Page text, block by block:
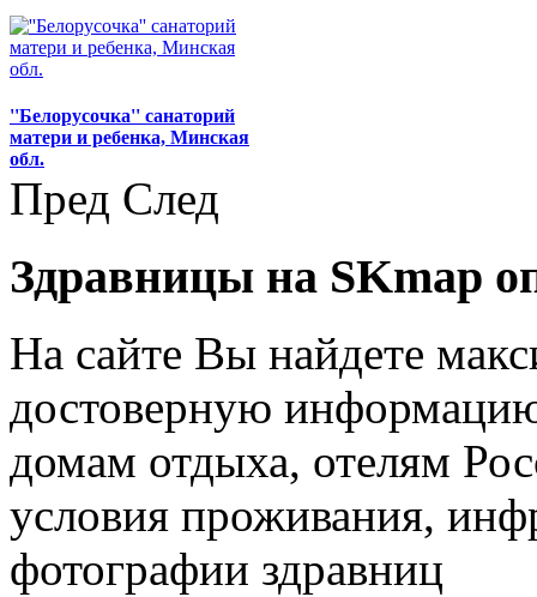
''Белорусочка'' санаторий
матери и ребенка, Минская
обл.
Пред След
Здравницы на SKmap
На сайте Вы найдете
достоверную
домам отдыха, отелям
условия проживания,
фотографии здравниц